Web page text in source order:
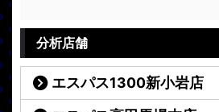
分析店舗
エスパス1300新小岩店